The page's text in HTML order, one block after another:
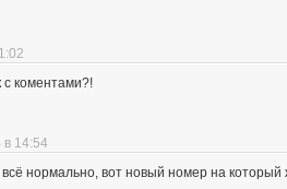
с коментами?!
в 14:54
всё нормально, вот новый номер на